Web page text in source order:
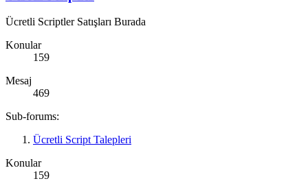
Ücretli Scriptler Satışları Burada
Konular
159
Mesaj
469
Sub-forums:
Ücretli Script Talepleri
Konular
159